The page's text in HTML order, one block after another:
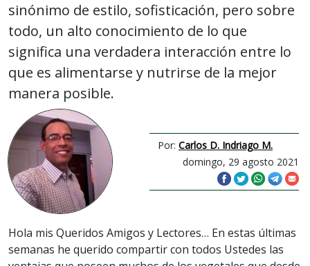
sinónimo de estilo, sofisticación, pero sobre
todo, un alto conocimiento de lo que
significa una verdadera interacción entre lo
que es alimentarse y nutrirse de la mejor
manera posible.
Por: Carlos D. Indriago M.
domingo, 29 agosto 2021
Hola mis Queridos Amigos y Lectores… En estas últimas
semanas he querido compartir con todos Ustedes las